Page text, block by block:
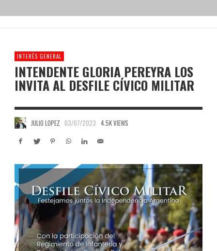
INTERÉS GENERAL
INTENDENTE GLORIA PEREYRA LOS
INVITA AL DESFILE CÍVICO MILITAR
JULIO LOPEZ 03/07/2023 4.5K VIEWS